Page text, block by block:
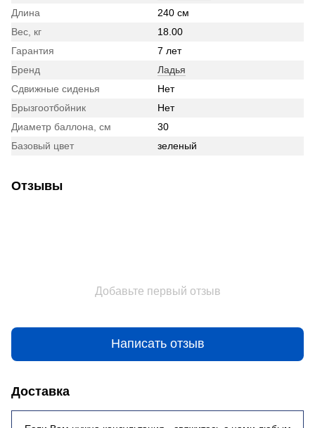
Длина
240 см
Вес, кг
18.00
Гарантия
7 лет
Бренд
Ладья
Сдвижные сиденья
Нет
Брызгоотбойник
Нет
Диаметр баллона, см
30
Базовый цвет
зеленый
Отзывы
Добавьте первый отзыв
Написать отзыв
Доставка